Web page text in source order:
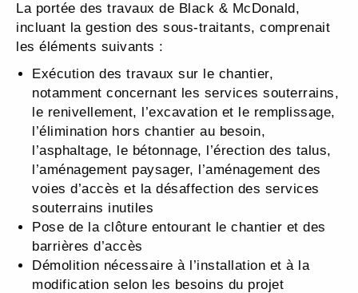
La portée des travaux de Black & McDonald,
incluant la gestion des sous-traitants, comprenait
les éléments suivants :
Exécution des travaux sur le chantier,
notamment concernant les services souterrains,
le renivellement, l’excavation et le remplissage,
l’élimination hors chantier au besoin,
l’asphaltage, le bétonnage, l’érection des talus,
l’aménagement paysager, l’aménagement des
voies d’accès et la désaffection des services
souterrains inutiles
Pose de la clôture entourant le chantier et des
barrières d’accès
Démolition nécessaire à l’installation et à la
modification selon les besoins du projet